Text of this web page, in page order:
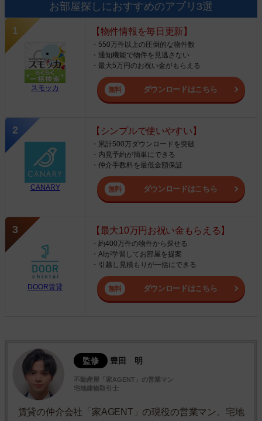
お部屋探しにおすすめのアプリ3選
スモッカ
【物件情報を毎日更新】
・550万件以上の圧倒的な物件数
・通知機能で物件を見逃さない
・最大5万円のお祝い金がもらえる
ダウンロードはこちら
CANARY
【シンプルで使いやすい】
・累計500万ダウンロードを突破
・内見予約が簡単にできる
・仲介手数料を最低金額保証
ダウンロードはこちら
DOOR賃貸
【最大10万円お祝い金もらえる】
・約400万件の物件から探せる
・AIが学習してお部屋を提案
・引越し見積もりが一括にできる
ダウンロードはこちら
監修 豊田 明
不動産屋「家AGENT」の営業マン
宅地建物取引士
賃貸の仲介会社「家AGENT」の現役の営業マン。宅地